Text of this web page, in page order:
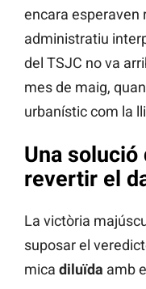
encara esperaven
administratiu
del TSJC no va
mes de maig,
urbanístic com la
Una solució
revertir el
La victòria
suposar el
mica diluïda amb